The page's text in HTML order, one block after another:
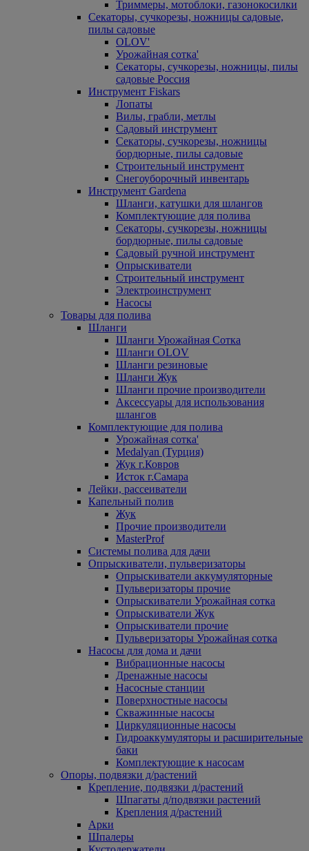
Триммеры, мотоблоки, газонокосилки
Секаторы, сучкорезы, ножницы садовые,
пилы садовые
OLOV'
Урожайная сотка'
Секаторы, сучкорезы, ножницы, пилы
садовые Россия
Инструмент Fiskars
Лопаты
Вилы, грабли, метлы
Садовый инструмент
Секаторы, сучкорезы, ножницы
бордюрные, пилы садовые
Строительный инструмент
Снегоуборочный инвентарь
Инструмент Gardena
Шланги, катушки для шлангов
Комплектующие для полива
Секаторы, сучкорезы, ножницы
бордюрные, пилы садовые
Садовый ручной инструмент
Опрыскиватели
Строительный инструмент
Электроинструмент
Насосы
Товары для полива
Шланги
Шланги Урожайная Сотка
Шланги OLOV
Шланги резиновые
Шланги Жук
Шланги прочие производители
Аксессуары для использования
шлангов
Комплектующие для полива
Урожайная сотка'
Medalyan (Турция)
Жук г.Ковров
Исток г.Самара
Лейки, рассеиватели
Капельный полив
Жук
Прочие производители
MasterProf
Системы полива для дачи
Опрыскиватели, пульверизаторы
Опрыскиватели аккумуляторные
Пульверизаторы прочие
Опрыскиватели Урожайная сотка
Опрыскиватели Жук
Опрыскиватели прочие
Пульверизаторы Урожайная сотка
Насосы для дома и дачи
Вибрационные насосы
Дренажные насосы
Насосные станции
Поверхностные насосы
Скважинные насосы
Циркуляционные насосы
Гидроаккумуляторы и расширительные
баки
Комплектующие к насосам
Опоры, подвязки д/растений
Крепление, подвязки д/растений
Шпагаты д/подвязки растений
Крепления д/растений
Арки
Шпалеры